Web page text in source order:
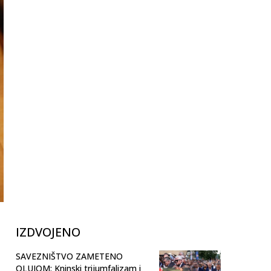
IZDVOJENO
SAVEZNIŠTVO ZAMETENO
OLUJOM: Kninski trijumfalizam i